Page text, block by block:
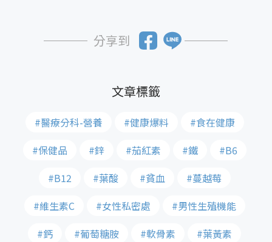
分享到
#醫療分科-營養 #健康爆料
#食在健康
#保健品
#鋅 #茄紅素 #鐵
#B6
#B12
#葉酸 #貧血
#蔓越莓
#維生素C
#女性私密處
#男性生殖機能
#鈣
#葡萄糖胺 #軟骨素
#葉黃素